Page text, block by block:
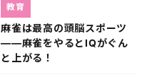
麻雀は最高の頭脳スポーツ
――麻雀をやるとIQがぐん
と上がる！
教育